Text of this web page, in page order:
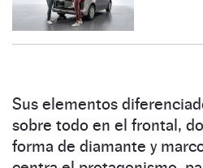
Sus elementos
sobre todo en el frontal,
forma de diamante y